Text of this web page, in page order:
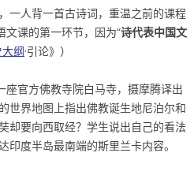
一人背一首古诗词，重温之前的课程
文课的第一环节，因为“诗代表中国文
纲·引论》）
座官方佛教寺院白马寺，摄摩腾译出
世界地图上指出佛教诞生地尼泊尔和
却要向西取经？学生说出自己的看法
度半岛最南端的斯里兰卡内容。